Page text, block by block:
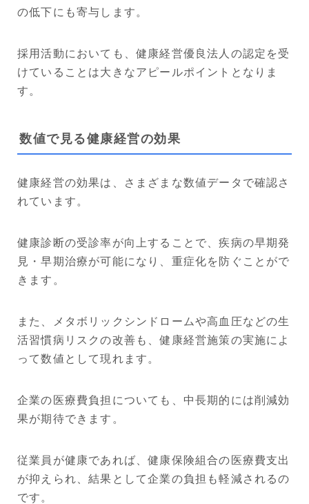
の低下にも寄与します。
採用活動においても、健康経営優良法人の認定を受
けていることは大きなアピールポイントとなりま
す。
数値で見る健康経営の効果
健康経営の効果は、さまざまな数値データで確認さ
れています。
健康診断の受診率が向上することで、疾病の早期発
見・早期治療が可能になり、重症化を防ぐことがで
きます。
また、メタボリックシンドロームや高血圧などの生
活習慣病リスクの改善も、健康経営施策の実施によ
って数値として現れます。
企業の医療費負担についても、中長期的には削減効
果が期待できます。
従業員が健康であれば、健康保険組合の医療費支出
が抑えられ、結果として企業の負担も軽減されるの
です。